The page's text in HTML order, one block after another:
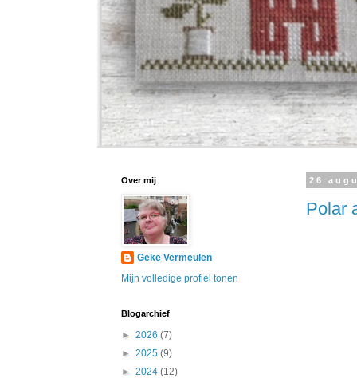
26
Polar
Over mij
Geke Vermeulen
Mijn volledige profiel tonen
Blogarchief
► 2026 (7)
► 2025 (9)
► 2024 (12)